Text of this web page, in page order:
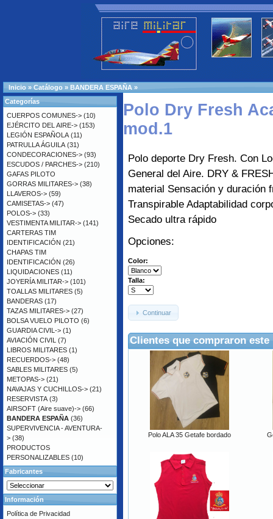
Inicio » Catálogo » BANDERA ESPAÑA »
Polo Dry Fresh
mod.1
Polo deporte Dry Fresh. Con
General del Aire. DRY &
material Sensación y duración
Transpirable Adaptabilidad
Secado ultra rápido
Opciones:
Color:
Talla:
Continuar
Clientes que compraron
Polo ALA 35 Getafe bordado
Categorías
CUERPOS COMUNES-> (10)
EJÉRCITO DEL AIRE-> (153)
LEGIÓN ESPAÑOLA (11)
PATRULLA ÁGUILA (31)
CONDECORACIONES-> (93)
ESCUDOS / PARCHES-> (210)
GAFAS PILOTO
GORRAS MILITARES-> (38)
LLAVEROS-> (59)
CAMISETAS-> (47)
POLOS-> (33)
VESTIMENTA MILITAR-> (141)
CARTERAS TIM
IDENTIFICACIÓN (21)
CHAPAS TIM
IDENTIFICACIÓN (26)
LIQUIDACIONES (11)
JOYERÍA MILITAR-> (101)
TOALLAS MILITARES (5)
BANDERAS (17)
TAZAS MILITARES-> (27)
BOLSA VUELO PILOTO (6)
GUARDIA CIVIL-> (1)
AVIACIÓN CIVIL (7)
LIBROS MILITARES (1)
RECUERDOS-> (48)
SABLES MILITARES (5)
METOPAS-> (21)
NAVAJAS Y CUCHILLOS-> (21)
RESERVISTA (3)
AIRSOFT (Aire suave)-> (66)
BANDERA ESPAÑA (36)
SUPERVIVENCIA - AVENTURA-
> (38)
PRODUCTOS
PERSONALIZABLES (10)
Fabricantes
Información
Política de Privacidad